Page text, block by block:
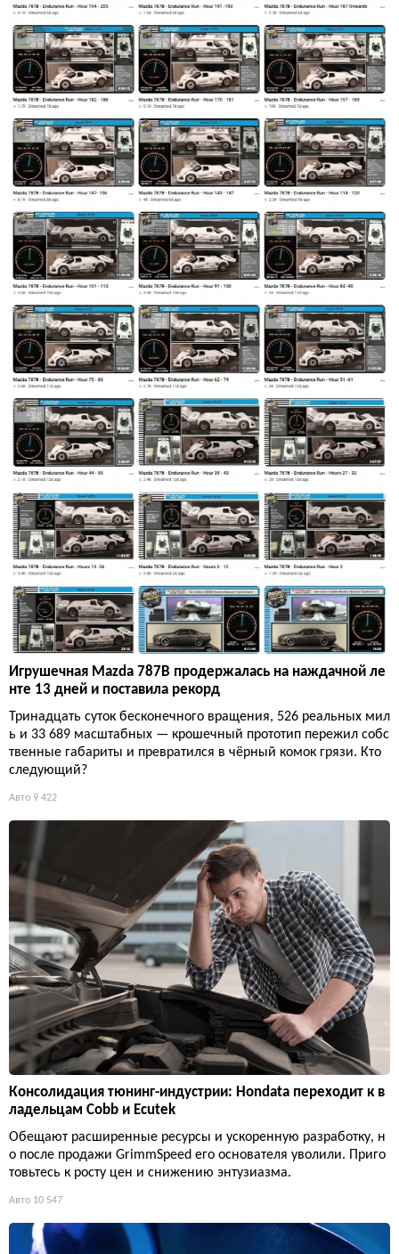
Игрушечная Mazda 787B продержалась на наждачной ле
нте 13 дней и поставила рекорд
Тринадцать суток бесконечного вращения, 526 реальных мил
ь и 33 689 масштабных — крошечный прототип пережил собс
твенные габариты и превратился в чёрный комок грязи. Кто
следующий?
Авто 9 422
Консолидация тюнинг-индустрии: Hondata переходит к в
ладельцам Cobb и Ecutek
Обещают расширенные ресурсы и ускоренную разработку, н
о после продажи GrimmSpeed его основателя уволили. Приго
товьтесь к росту цен и снижению энтузиазма.
Авто 10 547